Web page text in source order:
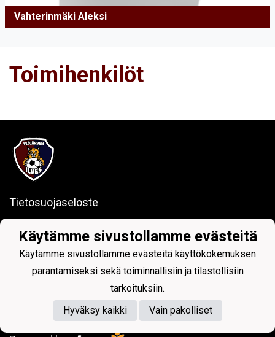
Vahterinmäki Aleksi
Toimihenkilöt
Tietosuojaseloste
Ylöjärven Ilves ry
Kuruntie 26, 33480 Ylöjärvi
y-tunnus: 1017797-7
Käytämme sivustollamme evästeitä
Käytämme sivustollamme evästeitä käyttökokemuksen
parantamiseksi sekä toiminnallisiin ja tilastollisiin
tarkoituksiin.
Hyväksy kaikki
Vain pakolliset